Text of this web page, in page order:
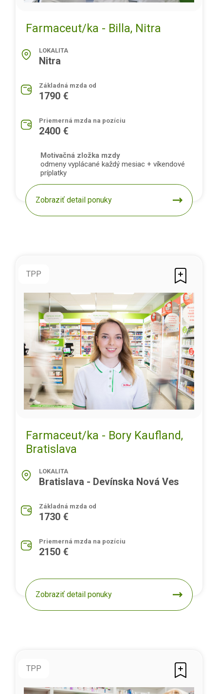
Farmaceut/ka - Billa, Nitra
LOKALITA
Nitra
Základná mzda od
1790 €
Priemerná mzda na pozíciu
2400 €
Motivačná zložka mzdy
odmeny vyplácané každý mesiac + víkendové
príplatky
Zobraziť detail ponuky
TPP
Farmaceut/ka - Bory Kaufland,
Bratislava
LOKALITA
Bratislava - Devínska Nová Ves
Základná mzda od
1730 €
Priemerná mzda na pozíciu
2150 €
Zobraziť detail ponuky
TPP